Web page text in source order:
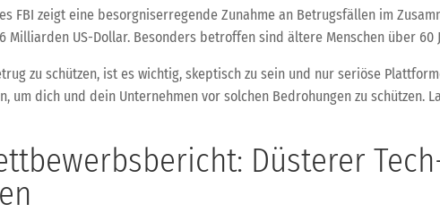
FBI zeigt eine besorgniserregende Zunahme an Betrugsfällen im
Milliarden US-Dollar. Besonders betroffen sind ältere Menschen über
zu schützen, ist es wichtig, skeptisch zu sein und nur seriöse
um dich und dein Unternehmen vor solchen Bedrohungen zu
Düsterer